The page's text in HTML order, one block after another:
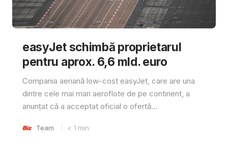
easyJet schimbă proprietarul
pentru aprox. 6,6 mld. euro
Compania aeriană low-cost easyJet, care are una
dintre cele mai mari aeroflote de pe continent, a
anunțat că a acceptat oficial o ofertă...
Team < 1 min